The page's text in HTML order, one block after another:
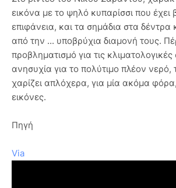
εικόνα με το ψηλό κυπαρίσσι που έχει
επιφάνεια, και τα σημάδια στα δέντρα
από την ... υποβρύχια διαμονή τους.
προβληματισμό για τις
ανησυχία για το πολύτιμο πλέον νερό,
χαρίζει απλόχερα, για μία ακόμα
εικόνες.
Πηγή
Via